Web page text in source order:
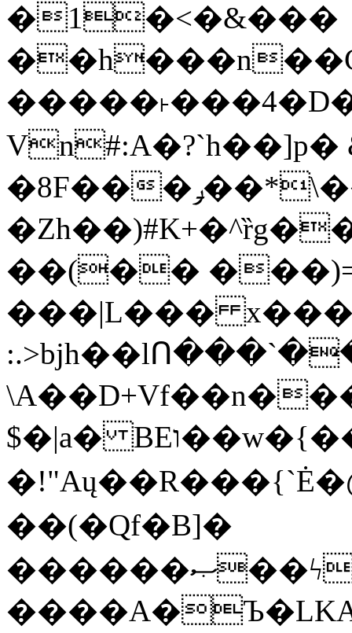
�1�<�&���
Vn#:A�?`h��]p�
�8F���ݛ��*\��U��S
��(��
���|L���
$�|a� BEו��w�{���;���q�X��d%�������W� hU�(�1�Ū}9�S�F<��i�L3�;�
��(�Qf�B]�
������ޞ��ϟak��r��_39$�8�p���7�2�yIZ�R��x��/